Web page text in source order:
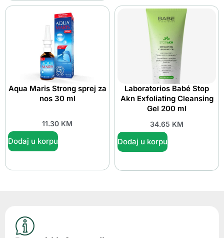
Aqua Maris Strong sprej za
nos 30 ml
11.30 KM
Dodaj u korpu
Laboratorios Babé Stop
Akn Exfoliating Cleansing
Gel 200 ml
34.65 KM
Dodaj u korpu